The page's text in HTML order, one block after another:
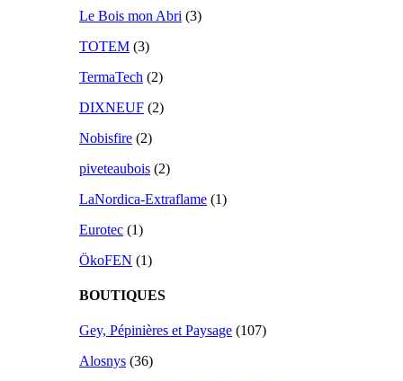
Le Bois mon Abri (3)
TOTEM (3)
TermaTech (2)
DIXNEUF (2)
Nobisfire (2)
piveteaubois (2)
LaNordica-Extraflame (1)
Eurotec (1)
ÖkoFEN (1)
BOUTIQUES
Gey, Pépinières et Paysage (107)
Alosnys (36)